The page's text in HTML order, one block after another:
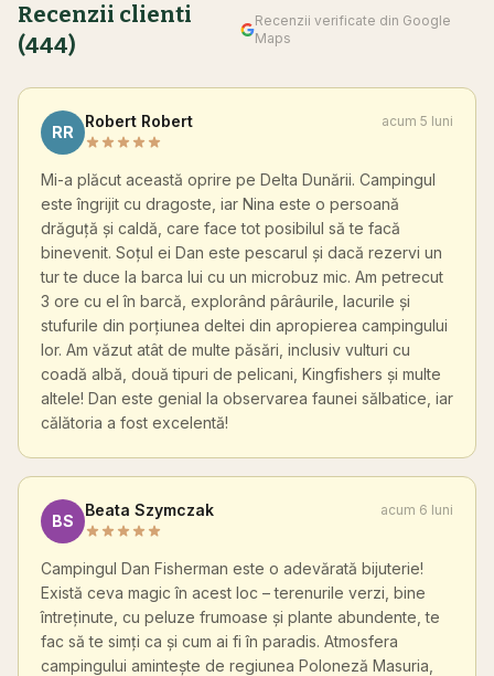
Recenzii clienti
(444)
Recenzii verificate din Google
Maps
RR
Robert Robert acum 5 luni
Mi-a plăcut această oprire pe Delta Dunării. Campingul
este îngrijit cu dragoste, iar Nina este o persoană
drăguță și caldă, care face tot posibilul să te facă
binevenit. Soțul ei Dan este pescarul și dacă rezervi un
tur te duce la barca lui cu un microbuz mic. Am petrecut
3 ore cu el în barcă, explorând pârâurile, lacurile și
stufurile din porțiunea deltei din apropierea campingului
lor. Am văzut atât de multe păsări, inclusiv vulturi cu
coadă albă, două tipuri de pelicani, Kingfishers și multe
altele! Dan este genial la observarea faunei sălbatice, iar
călătoria a fost excelentă!
BS
Beata Szymczak acum 6 luni
Campingul Dan Fisherman este o adevărată bijuterie!
Există ceva magic în acest loc – terenurile verzi, bine
întreținute, cu peluze frumoase și plante abundente, te
fac să te simți ca și cum ai fi în paradis. Atmosfera
campingului amintește de regiunea Poloneză Masuria,